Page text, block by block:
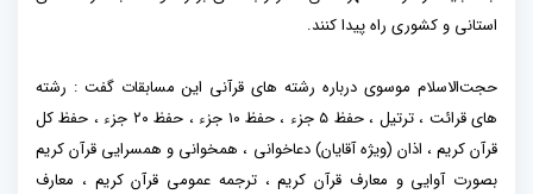
استانی و کشوری راه پیدا کنند.
حجت‌الاسلام موسوی درباره رشته های قرآنی این مسابقات گفت : رشته
های قرائت ، ترتیل ، حفظ ۵ جزء ، حفظ ۱۰ جزء ، حفظ ۲۰ جزء ، حفظ کل
قرآن کریم ، اذان (ویژه آقایان) دعاخوانی ، همخوانی و همسرایی قرآن کریم
بصورت آوایی و معارف قرآن کریم ، ترجمه عمومی قرآن کریم ، معارف